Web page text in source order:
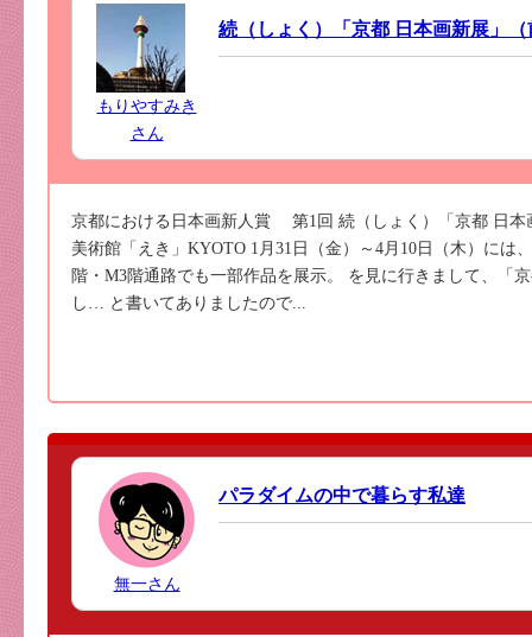
もりやすみき
さん
続（しょく）「京都 日本画新展」（
京都における日本画新人賞 第1回 続（しょく）「京都 日本
美術館「えき」KYOTO 1月31日（金）～4月10日（木）には
階・M3階通路でも一部作品を展示。 を見に行きまして、「
し… と書いてありましたので...
無一さん
パラダイムの中で暮らす私達